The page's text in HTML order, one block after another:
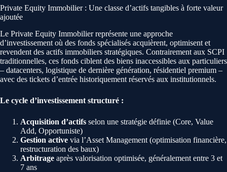
Private Equity Immobilier : Une classe d’actifs tangibles à forte valeur
ajoutée
Le Private Equity Immobilier représente une approche
d’investissement où des fonds spécialisés acquièrent, optimisent et
revendent des actifs immobiliers stratégiques. Contrairement aux SCPI
traditionnelles, ces fonds ciblent des biens inaccessibles aux particuliers
– datacenters, logistique de dernière génération, résidentiel premium –
avec des tickets d’entrée historiquement réservés aux institutionnels.
Le cycle d’investissement structuré :
Acquisition d’actifs selon une stratégie définie (Core, Value
Add, Opportuniste)
Gestion active via l’Asset Management (optimisation financière,
restructuration des baux)
Arbitrage après valorisation optimisée, généralement entre 3 et
7 ans